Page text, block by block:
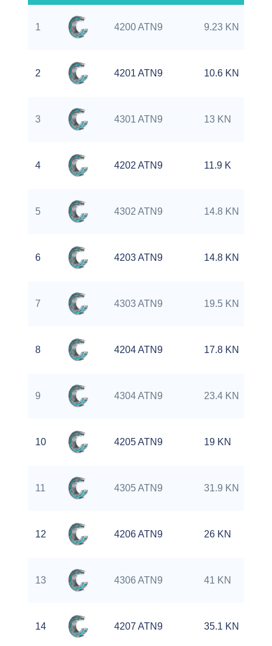
1 4200 ATN9 9.23 KN
2 4201 ATN9 10.6 KN
3 4301 ATN9 13 KN
4 4202 ATN9 11.9 K
5 4302 ATN9 14.8 KN
6 4203 ATN9 14.8 KN
7 4303 ATN9 19.5 KN
8 4204 ATN9 17.8 KN
9 4304 ATN9 23.4 KN
10 4205 ATN9 19 KN
11 4305 ATN9 31.9 KN
12 4206 ATN9 26 KN
13 4306 ATN9 41 KN
14 4207 ATN9 35.1 KN